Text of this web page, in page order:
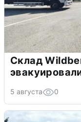
Склад
5 августа 0